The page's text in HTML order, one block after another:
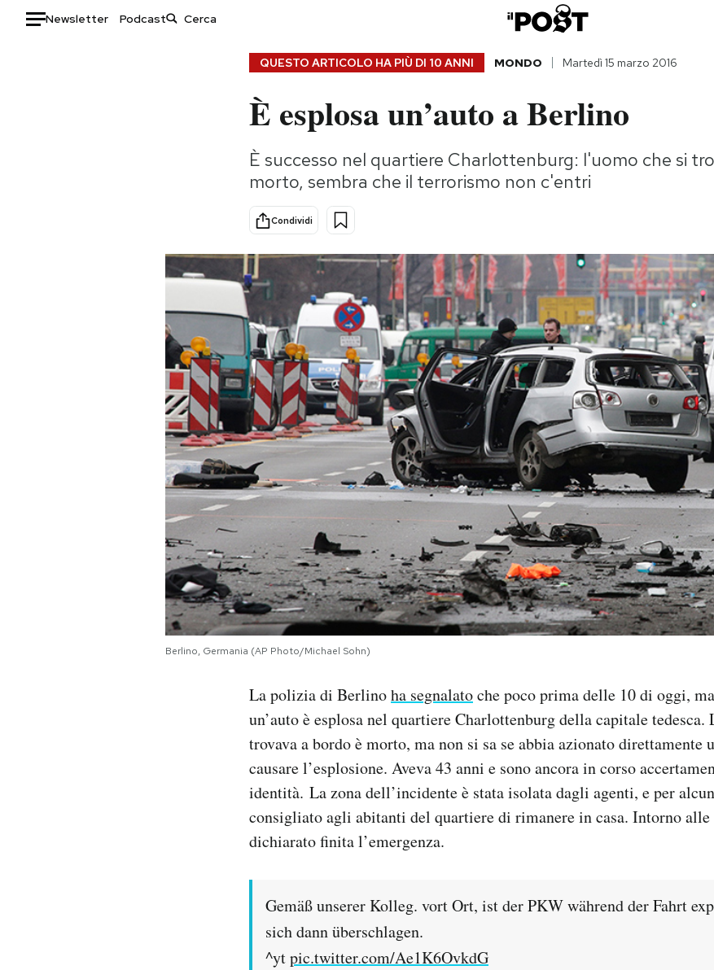
Newsletter Podcast
Consumismi
Storie/Idee
Ok Boomer!
Media
Europa
Altrecose
Mondiali calcio 2026
QUESTO ARTICOLO HA PIÙ DI 10 ANNI MONDO Martedì 15 marzo 2016
È esplosa un’auto a Berlino
È successo nel quartiere Charlottenburg: l'uomo che si
morto, sembra che il terrorismo non c'entri
Condividi
Berlino, Germania (AP Photo/Michael Sohn)
La polizia di Berlinoha segnalatoche poco prima delle 10 di oggi,
un’auto è esplosa nel quartiere Charlottenburg della capitale tedesca.
trovava a bordo è morto, ma non si sa se abbia azionato direttamente
causare l’esplosione. Aveva 43 anni e sono ancora in corso
identità. La zona dell’incidente è stata isolata dagli agenti, e per
consigliato agli abitanti del quartiere di rimanere in casa. Intorno
dichiarato finita l’emergenza.
Gemäß unserer Kolleg. vort Ort, ist der PKW während der Fahrt
sich dann überschlagen.
^ytpic.twitter.com/Ae1K6OvkdG